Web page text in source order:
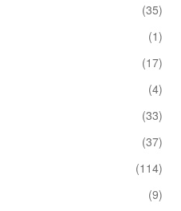
(35)
(1)
(17)
(4)
(33)
(37)
(114)
(9)